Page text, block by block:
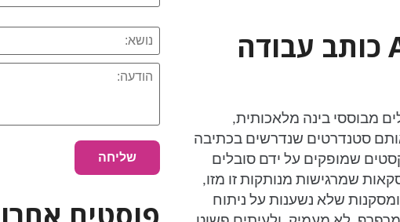
מה משתבש כש-AI כותב עבודה
מבוססי בינה מלאכותית,
סטנדרטים שנדרשים בכתיבה
שמופקים על ידם סובלים
שמרגישות מנותקות זו מזו,
שלא נשענות על ניתוח